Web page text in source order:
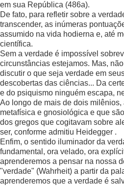
em sua República (486a).
De fato, para refletir sobre a
transcender, as inúmeras
assumido na vida hodierna e, até
científica.
Sem a verdade é impossível
circunstâncias estejamos. Mas,
discutir o que seja verdade em
descobertas das ciências... Da
e do psiquismo ninguém escapa,
Ao longo de mais de dois
metafísica e gnosiológica e que
dos gregos que cogitavam sobre
ser, conforme admitiu Heidegger .
Enfim, o sentido iluminador da
fundamental, ora velado, ora
aprenderemos a pensar na nossa
"verdade" (Wahrheit) a partir da
aprenderemos que a verdade é